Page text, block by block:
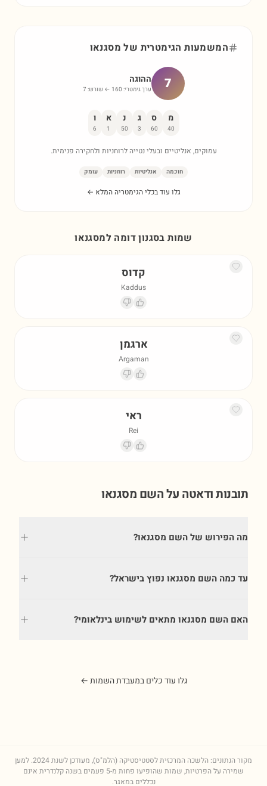
המשמעות הגימטרית של מסגנאו
7 ההוגה
ערך גימטרי: 160 ← שורש: 7
מ
40
ס
60
ג
3
נ
50
א
1
ו
6
עמוקים, אנליטיים ובעלי נטייה לרוחניות ולחקירה פנימית.
חוכמה אנליטיות רוחניות עומק
גלו עוד בכלי הגימטריה המלא ←
שמות בסגנון דומה למסגנאו
קדוס
Kaddus
ארגמן
Argaman
ראי
Rei
תובנות ודאטה על השם מסגנאו
מה הפירוש של השם מסגנאו?
עד כמה השם מסגנאו נפוץ בישראל?
האם השם מסגנאו מתאים לשימוש בינלאומי?
גלו עוד כלים במעבדת השמות ←
מקור הנתונים: הלשכה המרכזית לסטטיסטיקה (הלמ"ס), מעודכן לשנת2024. למען
שמירה על הפרטיות, שמות שהופיעו פחות מ-5 פעמים בשנה קלנדרית אינם
נכללים במאגר.